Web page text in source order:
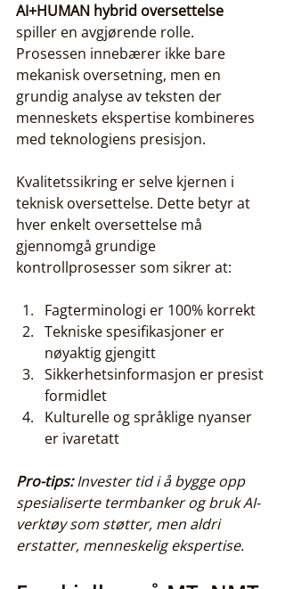
AI+HUMAN hybrid oversettelse
spiller en avgjørende rolle.
Prosessen innebærer ikke bare
mekanisk oversetning, men en
grundig analyse av teksten der
menneskets ekspertise kombineres
med teknologiens presisjon.
Kvalitetssikring er selve kjernen i
teknisk oversettelse. Dette betyr at
hver enkelt oversettelse må
gjennomgå grundige
kontrollprosesser som sikrer at:
Fagterminologi er 100% korrekt
Tekniske spesifikasjoner er
nøyaktig gjengitt
Sikkerhetsinformasjon er presist
formidlet
Kulturelle og språklige nyanser
er ivaretatt
Pro-tips: Invester tid i å bygge opp
spesialiserte termbanker og bruk AI-
verktøy som støtter, men aldri
erstatter, menneskelig ekspertise.